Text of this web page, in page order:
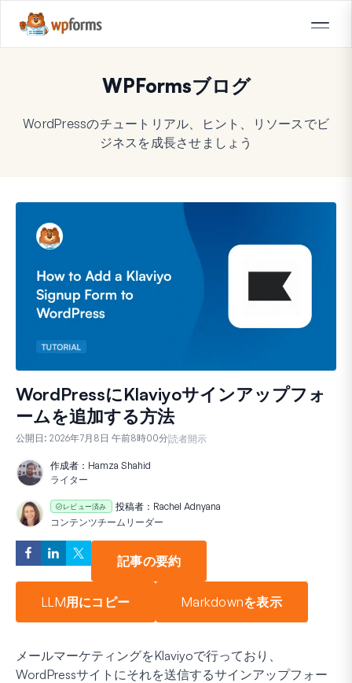
WPFormsブログ
WordPressのチュートリアル、ヒント、リソースでビ
ジネスを成長させましょう
WordPressにKlaviyoサインアップフォ
ームを追加する方法
公開日: 2026年7月8日 午前8時00分読者開示
作成者： Hamza Shahid
ライター
レビュー済み 投稿者： Rachel Adnyana
コンテンツチームリーダー
記事の要約
LLM用にコピー Markdownを表示
メールマーケティングをKlaviyoで行っており、
WordPressサイトにそれを送信するサインアップフォー